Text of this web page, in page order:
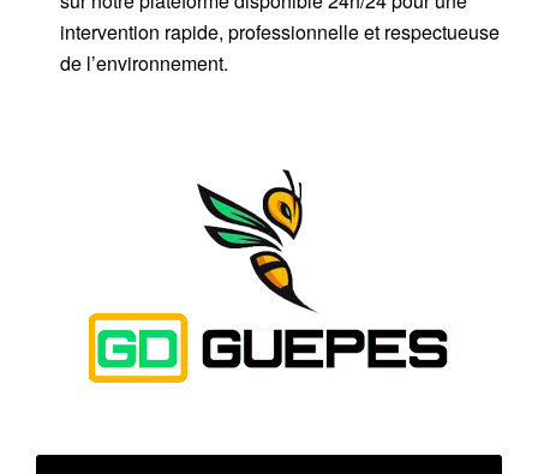
intervention rapide, professionnelle et respectueuse
de l’environnement.